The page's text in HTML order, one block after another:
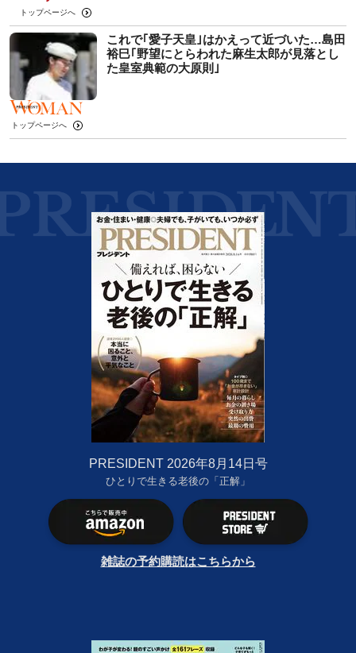
トップページへ
これで｢愛子天皇｣はかえって近づいた…島田
裕巳｢野望にとらわれた麻生太郎が見落とし
た皇室典範の大原則｣
トップページへ
PRESIDENT 2026年8月14日号
ひとりで生きる老後の「正解」
雑誌の予約購読はこちらから